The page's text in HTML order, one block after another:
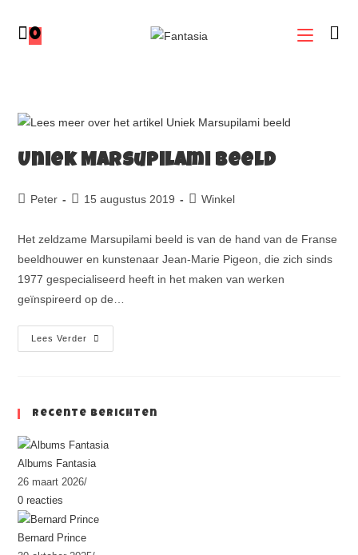
0
Uniek Marsupilami beeld
Peter 15 augustus 2019 Winkel
Het zeldzame Marsupilami beeld is van de hand van de Franse
beeldhouwer en kunstenaar Jean-Marie Pigeon, die zich sinds
1977 gespecialiseerd heeft in het maken van werken
geïnspireerd op de…
Lees Verder
Recente Berichten
Albums Fantasia
26 maart 2026/
0 reacties
Bernard Prince